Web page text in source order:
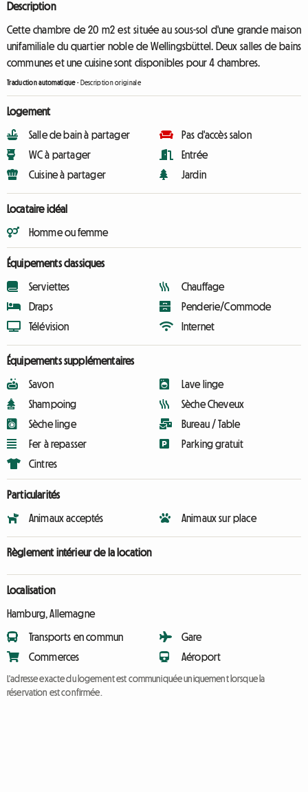
Description
Cette chambre de 20 m2 est située au sous-sol d'une grande maison
unifamiliale du quartier noble de Wellingsbüttel. Deux salles de bains
communes et une cuisine sont disponibles pour 4 chambres.
Traduction automatique- Description originale
Logement
Salle de bain à partager
WC à partager
Cuisine à partager
Pas d'accès salon
Entrée
Jardin
Locataire idéal
Homme ou femme
Équipements classiques
Serviettes
Draps
Télévision
Chauffage
Penderie/Commode
Internet
Équipements supplémentaires
Savon
Shampoing
Sèche linge
Fer à repasser
Cintres
Lave linge
Sèche Cheveux
Bureau / Table
Parking gratuit
Particularités
Animaux acceptés Animaux sur place
Règlement intérieur de la location
Localisation
Hamburg, Allemagne
Transports en commun
Commerces
Gare
Aéroport
L'adresse exacte du logement est communiquée uniquement lorsque la
réservation est confirmée.